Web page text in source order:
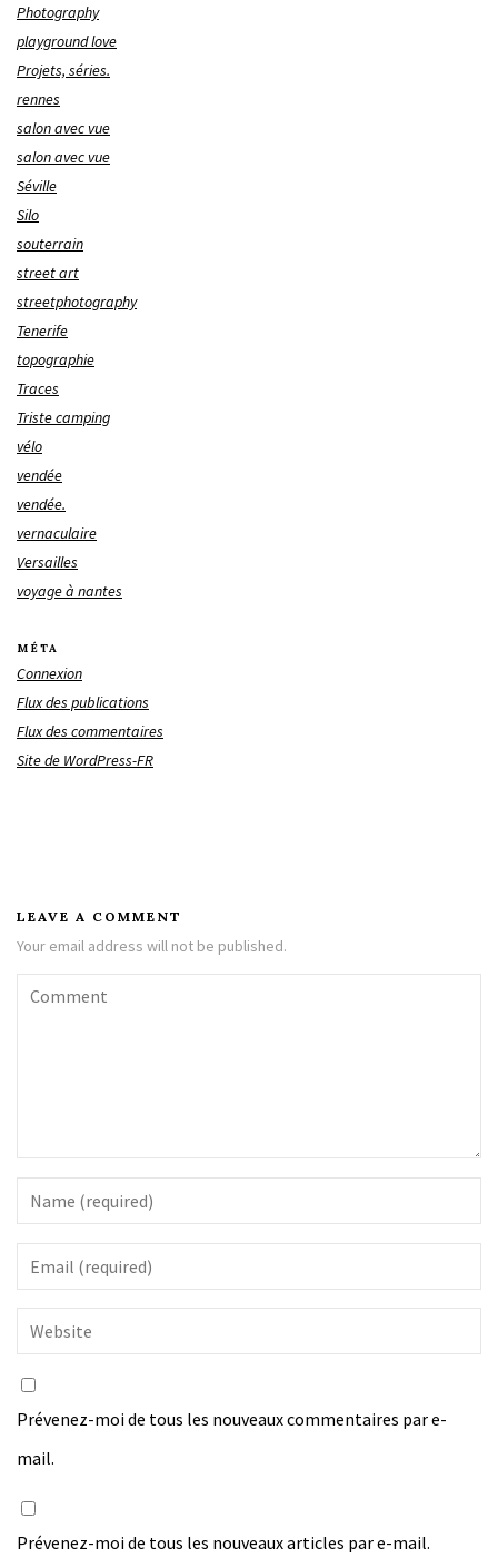
Photography
playground love
Projets, séries.
rennes
salon avec vue
salon avec vue
Séville
Silo
souterrain
street art
streetphotography
Tenerife
topographie
Traces
Triste camping
vélo
vendée
vendée.
vernaculaire
Versailles
voyage à nantes
MÉTA
Connexion
Flux des publications
Flux des commentaires
Site de WordPress-FR
LEAVE A COMMENT
Your email address will not be published.
Prévenez-moi de tous les nouveaux commentaires par e-
mail.
Prévenez-moi de tous les nouveaux articles par e-mail.